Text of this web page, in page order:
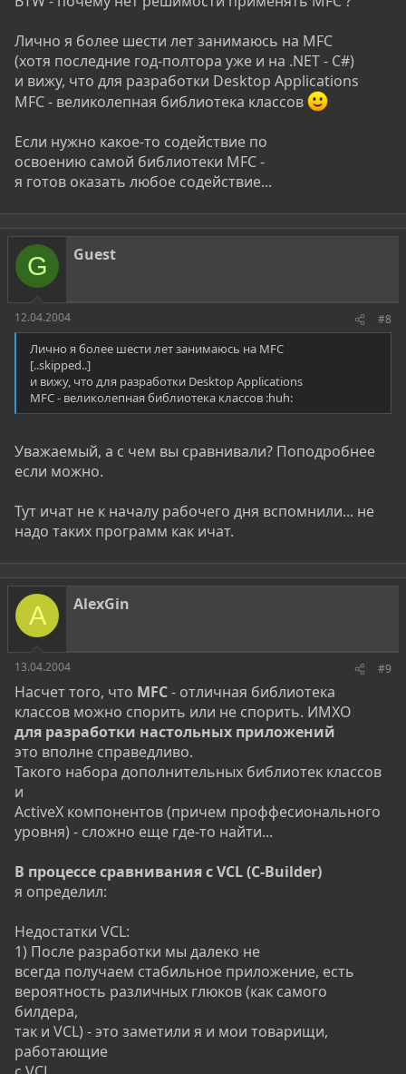
Лично я более шести лет занимаюсь на MFC
(хотя последние год-полтора уже и на .NET - C#)
и вижу, что для разработки Desktop Applications
MFC - великолепная библиотека классов
Если нужно какое-то содействие по
освоению самой библиотеки MFC -
я готов оказать любое содействие...
G Guest
12.04.2004 #8
Лично я более шести лет занимаюсь на MFC
[..skipped..]
и вижу, что для разработки Desktop Applications
MFC - великолепная библиотека классов :huh:
Уважаемый, а с чем вы сравнивали? Поподробнее
если можно.
Тут ичат не к началу рабочего дня вспомнили... не
надо таких программ как ичат.
A AlexGin
13.04.2004 #9
Насчет того, что MFC- отличная библиотека
классов можно спорить или не спорить. ИМХО
для разработки настольных приложений
это вполне справедливо.
Такого набора дополнительных библиотек классов
и
ActiveX компонентов (причем проффесионального
уровня) - сложно еще где-то найти...
В процессе сравнивания с VCL (C-Builder)
я определил:
Недостатки VCL:
1) После разработки мы далеко не
всегда получаем стабильное приложение, есть
вероятность различных глюков (как самого
билдера,
так и VCL) - это заметили я и мои товарищи,
работающие